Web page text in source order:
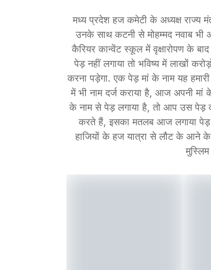
मध्य प्रदेश हज कमेटी के अध्यक्ष राज्य
उनके साथ कटनी से मोहम्मद नवाब भी
कैरियर कान्वेंट स्कूल में वृक्षारोपण के
पेड़ नहीं लगाया तो भविष्य में लाखों
करना पड़ेगा. एक पेड़ मां के नाम यह
में भी नाम दर्ज कराया है, आज अपनी मां
के नाम से पेड़ लगाया है, तो आप उस
करते हैं, इसका मतलब आज लगाया पेड़
हाजियों के हज यात्रा से लौट के आने के